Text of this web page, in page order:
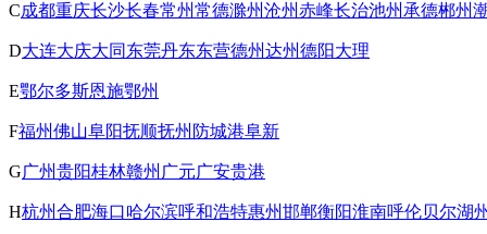
C成都重庆长沙长春常州常德滁州沧州赤峰长治池州 承德郴州
D大连大庆大同 东莞丹东东营德州达州德阳大理
E鄂尔多斯恩施鄂州
F福州佛山阜阳抚顺抚州 防城港阜新
G广州贵阳桂林赣州 广元广安贵港
H杭州合肥海口哈尔滨呼和浩特惠州邯郸衡阳淮南呼伦贝尔湖